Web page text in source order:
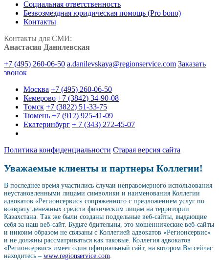
Социальная ответственность
Безвозмездная юридическая помощь (Pro bono)
Контакты
Контакты для СМИ:
Анастасия Данилевская
+7 (495) 260-06-50 a.danilevskaya@regionservice.com Заказать
звонок
Москва +7 (495) 260-06-50
Кемерово +7 (3842) 34-90-08
Томск +7 (3822) 51-33-75
Тюмень +7 (912) 925-41-09
Екатеринбург + 7 (343) 272-45-07
Политика конфиденциальности Старая версия сайта
Уважаемые клиенты и партнеры Коллегии!
В последнее время участились случаи неправомерного использования
неустановленными лицами символики и наименования Коллегии
адвокатов «Регионсервис» сопряженного с предложением услуг по
возврату денежных средств физическим лицам на территории
Казахстана. Так же были созданы поддельные веб-сайты, выдающие
себя за наш веб-сайт. Будьте бдительны, это мошеннические веб-сайты
и никоим образом не связаны с Коллегией адвокатов «Регионсервис»
и не должны рассматриваться как таковые. Коллегия адвокатов
«Регионсервис» имеет один официальный сайт, на котором Вы сейчас
находитесь – www.regionservice.com